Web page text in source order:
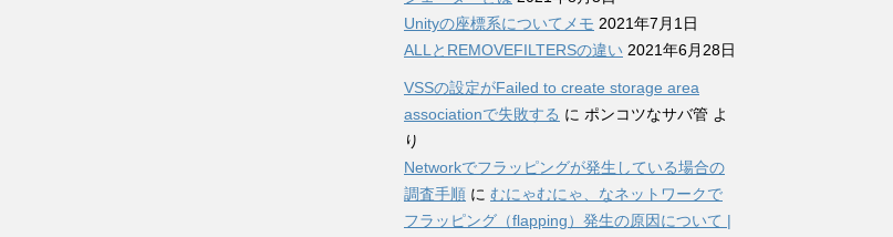
Unityの座標系についてメモ 2021年7月1日
ALLとREMOVEFILTERSの違い 2021年6月28日
VSSの設定がFailed to create storage area
associationで失敗する に ポンコツなサバ管 よ
り
Networkでフラッピングが発生している場合の
調査手順 に むにゃむにゃ、なネットワークで
フラッピング（flapping）発生の原因について |